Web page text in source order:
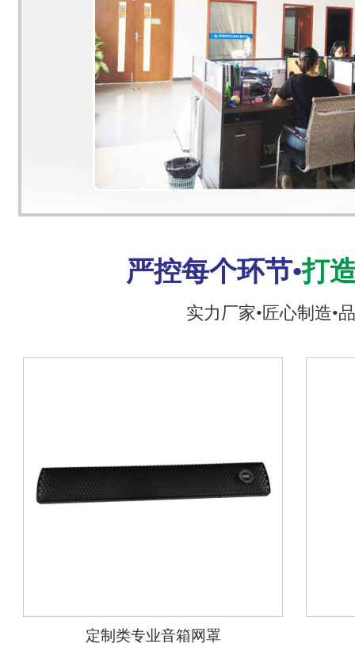
严控每个环节•打
实力厂家•匠心制造•
定制类专业音箱网罩